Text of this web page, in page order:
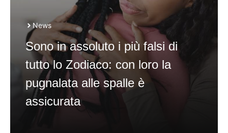
News
Sono in assoluto i più falsi di
tutto lo Zodiaco: con loro la
pugnalata alle spalle è
assicurata